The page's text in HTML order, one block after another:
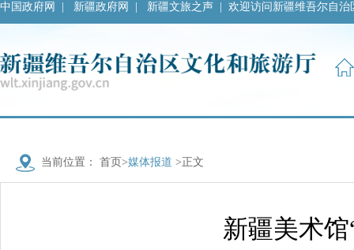
中国政府网 新疆政府网 新疆文旅之声 欢迎访问新疆维吾尔自
当前位置： 首页 >媒体报道 >正文
新疆美术